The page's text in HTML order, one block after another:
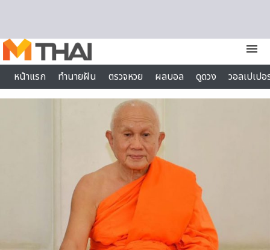
menu
หน้าแรก
ทำนายฝัน ตรวจหวย ผลบอล ดูดวง
วอลเปเป
ไลฟ์สไตล์